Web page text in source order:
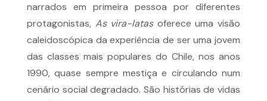
narrados em primeira pessoa por diferentes
protagonistas, As vira-latasoferece uma visão
caleidoscópica da experiência de ser uma jovem
das classes mais populares do Chile, nos anos
1990, quase sempre mestiça e circulando num
cenário social degradado. São histórias de vidas